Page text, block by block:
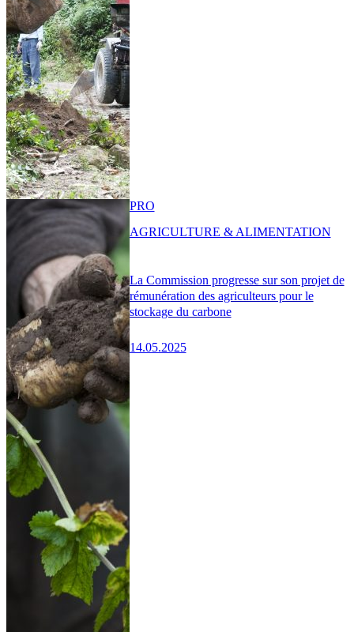
La Commission progresse sur son projet de
rémunération des agriculteurs pour le
stockage du carbone
14.05.2025
PRO
AGRICULTURE & ALIMENTATION